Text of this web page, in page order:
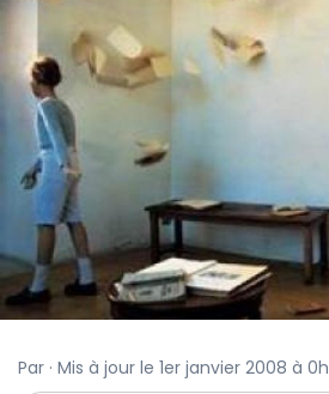
Par · Mis à jour le 1er janvier 2008 à 0h